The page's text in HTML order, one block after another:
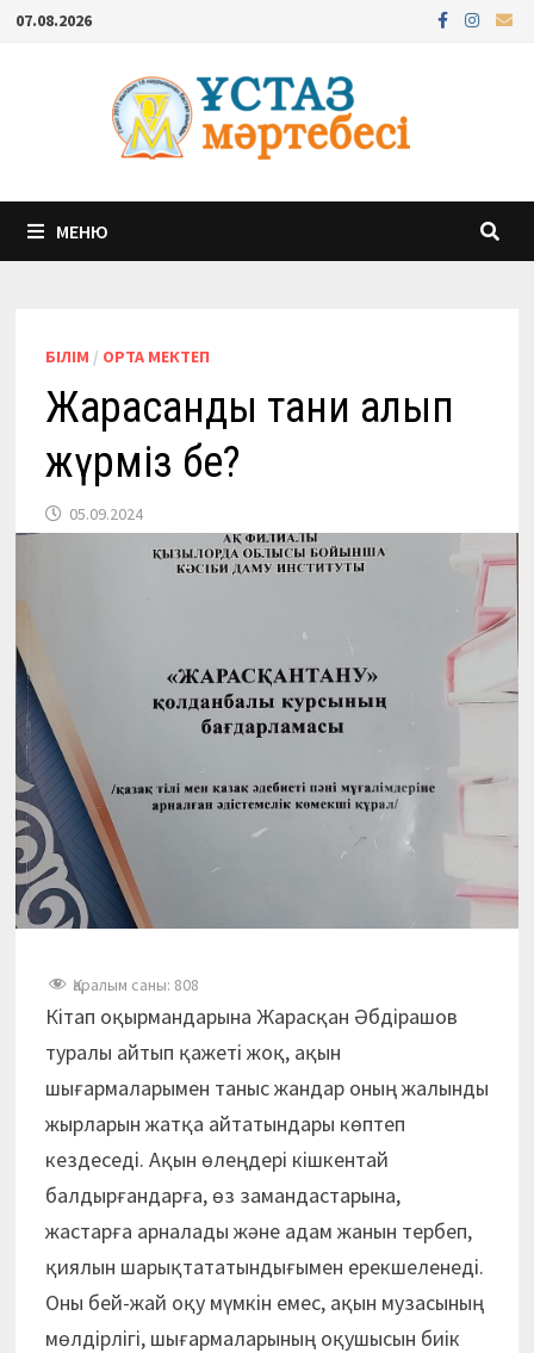
Перейти
содержимому
07.08.2026
МЕНЮ
БІЛІМ / ОРТА МЕКТЕП
Жарасқанды тани алып
жүрміз бе?
05.09.2024
Қаралым саны: 808
Кітап оқырмандарына Жарасқан Әбдірашов
туралы айтып қажеті жоқ, ақын
шығармаларымен таныс жандар оның жалынды
жырларын жатқа айтатындары көптеп
кездеседі. Ақын өлеңдері кішкентай
балдырғандарға, өз замандастарына,
жастарға арналады және адам жанын тербеп,
қиялын шарықтататындығымен ерекшеленеді.
Оны бей-жай оқу мүмкін емес, ақын музасының
мөлдірлігі, шығармаларының оқушысын биік